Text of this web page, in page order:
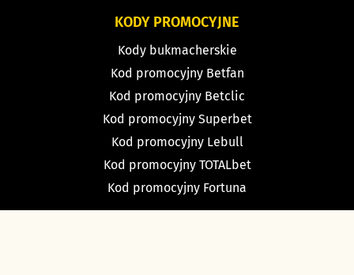
KODY PROMOCYJNE
Kody bukmacherskie
Kod promocyjny Betfan
Kod promocyjny Betclic
Kod promocyjny Superbet
Kod promocyjny Lebull
Kod promocyjny TOTALbet
Kod promocyjny Fortuna